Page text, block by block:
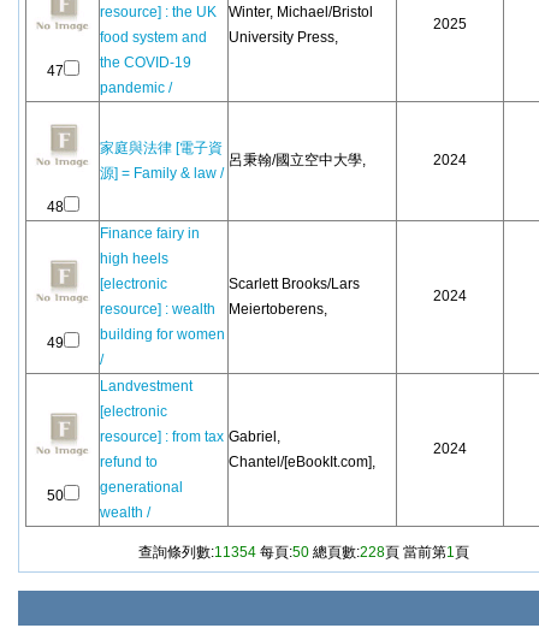
47
resource] : the UK
food system and
the COVID-19
pandemic /
Winter, Michael/Bristol
University Press,
2025
48
家庭與法律 [電子資
源] = Family & law /
呂秉翰/國立空中大學, 2024
49
Finance fairy in
high heels
[electronic
resource] : wealth
building for women
/
Scarlett Brooks/Lars
Meiertoberens,
2024
50
Landvestment
[electronic
resource] : from tax
refund to
generational
wealth /
Gabriel,
Chantel/[eBookIt.com],
2024
查詢條列數:11354 每頁:50 總頁數:228頁 當前第1頁